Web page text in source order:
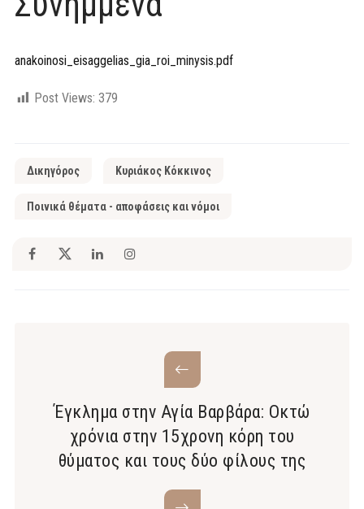
anakoinosi_eisaggelias_gia_roi_minysis.pdf
Post Views: 379
Δικηγόρος Κυριάκος Κόκκινος
Ποινικά θέματα - αποφάσεις και νόμοι
Έγκλημα στην Αγία Βαρβάρα: Οκτώ
χρόνια στην 15χρονη κόρη του
θύματος και τους δύο φίλους της